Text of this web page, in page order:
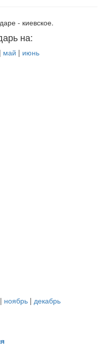
- киевское.
на:
| май | июнь
| ноябрь | декабрь